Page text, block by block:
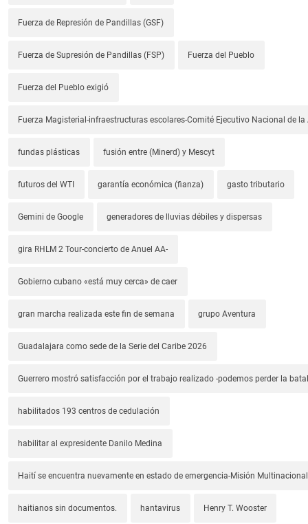
Fuerza de Represión de Pandillas (GSF)
Fuerza de Supresión de Pandillas (FSP) Fuerza del Pueblo
Fuerza del Pueblo exigió
Fuerza Magisterial-infraestructuras escolares-Comité Ejecutivo Nacional de la
fundas plásticas fusión entre (Minerd) y Mescyt
futuros del WTI garantía económica (fianza) gasto tributario
Gemini de Google generadores de lluvias débiles y dispersas
gira RHLM 2 Tour-concierto de Anuel AA-
Gobierno cubano «está muy cerca» de caer
gran marcha realizada este fin de semana grupo Aventura
Guadalajara como sede de la Serie del Caribe 2026
Guerrero mostró satisfacción por el trabajo realizado -podemos perder la
habilitados 193 centros de cedulación
habilitar al expresidente Danilo Medina
Haití se encuentra nuevamente en estado de emergencia-Misión
haitianos sin documentos. hantavirus Henry T. Wooster